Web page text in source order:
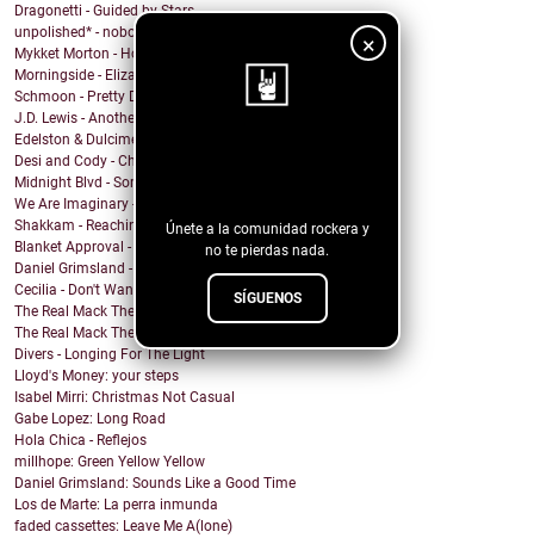
×
Únete a la comunidad rockera y
no te pierdas nada.
SÍGUENOS
Dragonetti - Guided by Stars
unpolished* - nobody knows
Mykket Morton - Home
Morningside - Elizabeth
Schmoon - Pretty Darn Pretty
J.D. Lewis - Another Life
Edelston & Dulcimer - Call Me (Blondie Cover)
Desi and Cody - Chanticleer
Midnight Blvd - Some other day
We Are Imaginary - Pinkish Hue
Shakkam - Reaching the Skies
Blanket Approval - Hot Sweaty Summer
Daniel Grimsland - Rock & Roll Christmas (George T...
Cecilia - Don't Wanna Cry
The Real Mack The Knife - Club Sevilla
The Real Mack The Knife - Our Spirits Rise (El Día...
Divers - Longing For The Light
Lloyd's Money: your steps
Isabel Mirri: Christmas Not Casual
Gabe Lopez: Long Road
Hola Chica - Reflejos
millhope: Green Yellow Yellow
Daniel Grimsland: Sounds Like a Good Time
Los de Marte: La perra inmunda
faded cassettes: Leave Me A(lone)